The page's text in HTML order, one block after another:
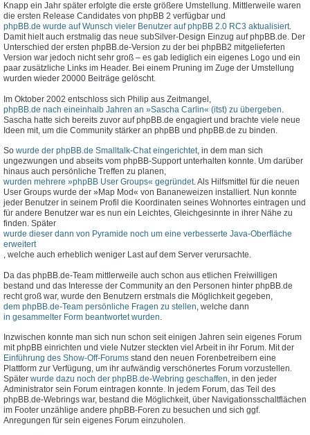
Knapp ein Jahr später erfolgte die erste größere Umstellung. Mittlerweile waren
die ersten Release Candidates von phpBB 2 verfügbar und
phpBB.de wurde auf Wunsch vieler Benutzer auf phpBB 2.0 RC3 aktualisiert.
Damit hielt auch erstmalig das neue subSilver-Design Einzug auf phpBB.de. Der
Unterschied der ersten phpBB.de-Version zu der bei phpBB2 mitgelieferten
Version war jedoch nicht sehr groß – es gab lediglich ein eigenes Logo und ein
paar zusätzliche Links im Header. Bei einem Pruning im Zuge der Umstellung
wurden wieder 20000 Beiträge gelöscht.
Im Oktober 2002 entschloss sich Philip aus Zeitmangel,
phpBB.de nach eineinhalb Jahren an »Sascha Carlin« (itst) zu übergeben
Sascha hatte sich bereits zuvor auf phpBB.de engagiert und brachte viele neue
Ideen mit, um die Community stärker an phpBB und phpBB.de zu binden.
So wurde der phpBB.de Smalltalk-Chat eingerichtet, in dem man sich
ungezwungen und abseits vom phpBB-Support unterhalten konnte. Um darüber
hinaus auch persönliche Treffen zu planen,
wurden mehrere »phpBB User Groups« gegründet. Als Hilfsmittel für die neuen
User Groups wurde der »Map Mod« von Bananeweizen installiert. Nun konnte
jeder Benutzer in seinem Profil die Koordinaten seines Wohnortes eintragen und
für andere Benutzer war es nun ein Leichtes, Gleichgesinnte in ihrer Nähe zu
finden. Später
wurde dieser dann von Pyramide noch um eine verbesserte Java-Oberfläche
erweitert
, welche auch erheblich weniger Last auf dem Server verursachte.
Da das phpBB.de-Team mittlerweile auch schon aus etlichen Freiwilligen
bestand und das Interesse der Community an den Personen hinter phpBB.de
recht groß war, wurde den Benutzern erstmals die Möglichkeit gegeben,
dem phpBB.de-Team persönliche Fragen zu stellen , welche dann
in gesammelter Form beantwortet wurden
Inzwischen konnte man sich nun schon seit einigen Jahren sein eigenes Forum
mit phpBB einrichten und viele Nutzer steckten viel Arbeit in ihr Forum. Mit der
Einführung des Show-Off-Forums stand den neuen Forenbetreibern eine
Plattform zur Verfügung, um ihr aufwändig verschönertes Forum vorzustellen.
Später wurde dazu noch der phpBB.de-Webring geschaffen, in den jeder
Administrator sein Forum eintragen konnte. In jedem Forum, das Teil des
phpBB.de-Webrings war, bestand die Möglichkeit, über Navigationsschaltflächen
im Footer unzählige andere phpBB-Foren zu besuchen und sich ggf.
Anregungen für sein eigenes Forum einzuholen.